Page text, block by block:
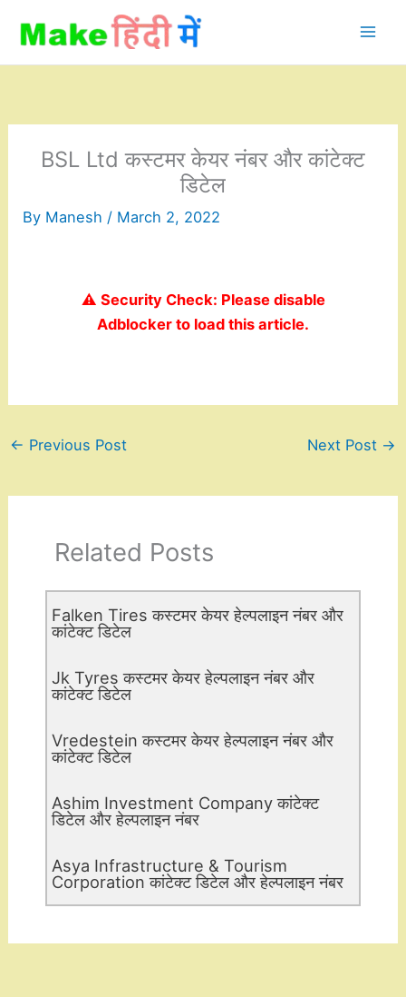
content
BSL Ltd कस्टमर केयर नंबर और कांटेक्ट
डिटेल
By Manesh / March 2, 2022
⚠️ Security Check: Please disable
Adblocker to load this article.
← Previous Post Next Post →
Related Posts
Falken Tires कस्टमर केयर हेल्पलाइन नंबर और
कांटेक्ट डिटेल
Jk Tyres कस्टमर केयर हेल्पलाइन नंबर और
कांटेक्ट डिटेल
Vredestein कस्टमर केयर हेल्पलाइन नंबर और
कांटेक्ट डिटेल
Ashim Investment Company कांटेक्ट
डिटेल और हेल्पलाइन नंबर
Asya Infrastructure & Tourism
Corporation कांटेक्ट डिटेल और हेल्पलाइन नंबर